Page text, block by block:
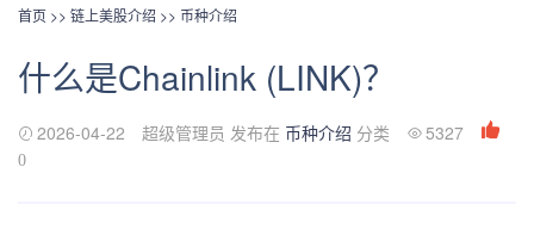
首页 >> 链上美股介绍 >> 币种介绍
什么是Chainlink (LINK)？
2026-04-22 超级管理员 发布在 币种介绍 分类 5327
0